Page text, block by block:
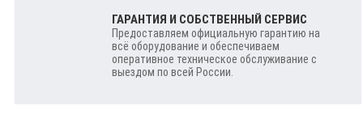
ГАРАНТИЯ И СОБСТВЕННЫЙ СЕРВИС
Предоставляем официальную гарантию на
всё оборудование и обеспечиваем
оперативное техническое обслуживание с
выездом по всей России.